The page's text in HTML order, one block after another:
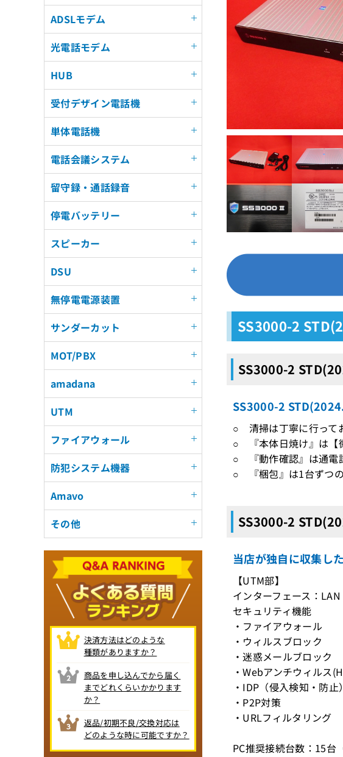
SS3000-2
SS3000-2
SS3000-2
○ 清掃は丁寧に行って
○ 『本体日焼け』は【
○ 『動作確認』は通電
○ 『梱包』は1台ずつ
SS3000-2
当店が独自に収集し
【UTM部】
インターフェース：
セキュリティ機能
・ファイアウォール
・ウィルスブロック
・迷惑メールブロック
・Webアンチウィルス
・IDP（侵入検知・防止）
・P2P対策
・URLフィルタリング
PC推奨接続台数：15台
ADSLモデム
光電話モデム
HUB
受付デザイン電話機
単体電話機
電話会議システム
留守録・通話録音
停電バッテリー
スピーカー
DSU
無停電電源装置
サンダーカット
MOT/PBX
amadana
UTM
ファイアウォール
防犯システム機器
Amavo
その他
決済方法はどのような
種類がありますか？
商品を申し込んでから届く
までどれくらいかかります
か？
返品/初期不良/交換対応は
どのような時に可能ですか？